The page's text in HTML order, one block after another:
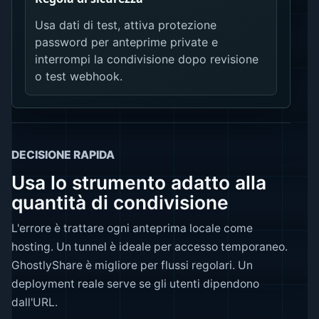
Usa dati di test, attiva protezione
password per anteprime private e
interrompi la condivisione dopo revisione
o test webhook.
DECISIONE RAPIDA
Usa lo strumento adatto alla
quantità di condivisione
L'errore è trattare ogni anteprima locale come
hosting. Un tunnel è ideale per accesso temporaneo.
GhostlyShare è migliore per flussi regolari. Un
deployment reale serve se gli utenti dipendono
dall'URL.